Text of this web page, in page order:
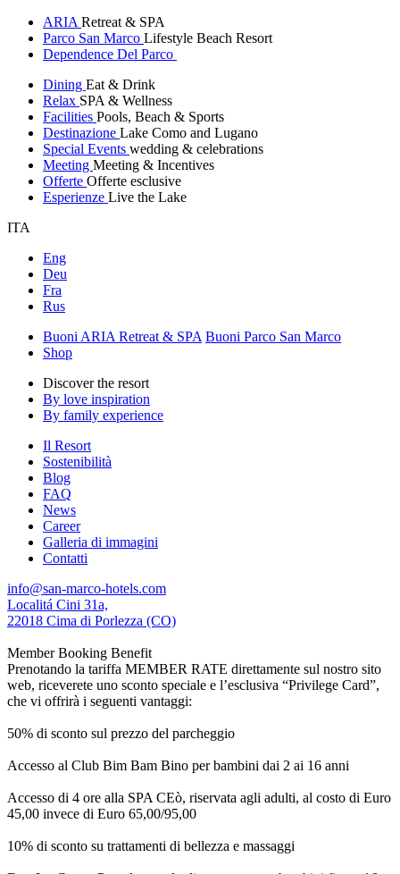
ARIA Retreat & SPA
Parco San Marco Lifestyle Beach Resort
Dependence Del Parco
Dining Eat & Drink
Relax SPA & Wellness
Facilities Pools, Beach & Sports
Destinazione Lake Como and Lugano
Special Events wedding & celebrations
Meeting Meeting & Incentives
Offerte Offerte esclusive
Esperienze Live the Lake
ITA
Eng
Deu
Fra
Rus
Buoni ARIA Retreat & SPA Buoni Parco San Marco
Shop
Discover the resort
By love inspiration
By family experience
Il Resort
Sostenibilità
Blog
FAQ
News
Career
Galleria di immagini
Contatti
info@san-marco-hotels.com
Localitá Cini 31a,
22018 Cima di Porlezza (CO)
Member Booking Benefit
Prenotando la tariffa MEMBER RATE direttamente sul nostro sito
web, riceverete uno sconto speciale e l’esclusiva “Privilege Card”,
che vi offrirà i seguenti vantaggi:
50% di sconto sul prezzo del parcheggio
Accesso al Club Bim Bam Bino per bambini dai 2 ai 16 anni
Accesso di 4 ore alla SPA CEò, riservata agli adulti, al costo di Euro
45,00 invece di Euro 65,00/95,00
10% di sconto su trattamenti di bellezza e massaggi